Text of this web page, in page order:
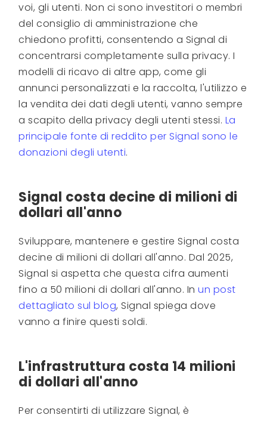
voi, gli utenti. Non ci sono investitori o membri
del consiglio di amministrazione che
chiedono profitti, consentendo a Signal di
concentrarsi completamente sulla privacy. I
modelli di ricavo di altre app, come gli
annunci personalizzati e la raccolta, l'utilizzo e
la vendita dei dati degli utenti, vanno sempre
a scapito della privacy degli utenti stessi. La
principale fonte di reddito per Signal sono le
donazioni degli utenti.
Signal costa decine di milioni di
dollari all'anno
Sviluppare, mantenere e gestire Signal costa
decine di milioni di dollari all'anno. Dal 2025,
Signal si aspetta che questa cifra aumenti
fino a 50 milioni di dollari all'anno. Inun post
dettagliato sul blog, Signal spiega dove
vanno a finire questi soldi.
L'infrastruttura costa 14 milioni
di dollari all'anno
Per consentirti di utilizzare Signal, è